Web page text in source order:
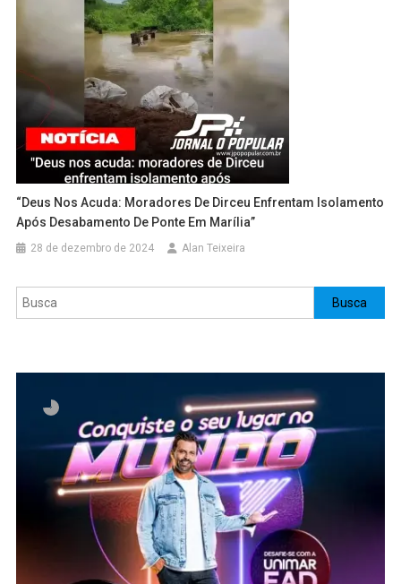
“Deus Nos Acuda: Moradores De Dirceu Enfrentam Isolamento
Após Desabamento De Ponte Em Marília”
28 de dezembro de 2024 Alan Teixeira
Pesquisar Busca